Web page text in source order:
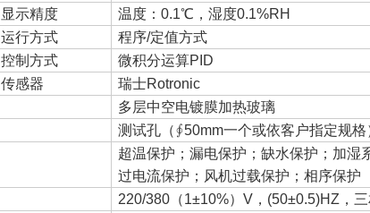
显示精度
温度：0.1℃，湿度0.1%RH
运行方式
程序/定值方式
控制方式
微积分运算PID
传感器
瑞士Rotronic
多层中空电镀膜加热玻璃
测试孔（∮50mm一个或依客户指定规
超温保护；漏电保护；缺水保护；加湿
过电流保护；风机过载保护；相序保护
220/380（1±10%）V，(50±0.5)HZ，